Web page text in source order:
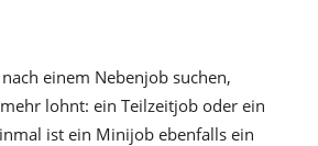
einem Nebenjob suchen,
lohnt: ein Teilzeitjob oder ein
ist ein Minijob ebenfalls ein